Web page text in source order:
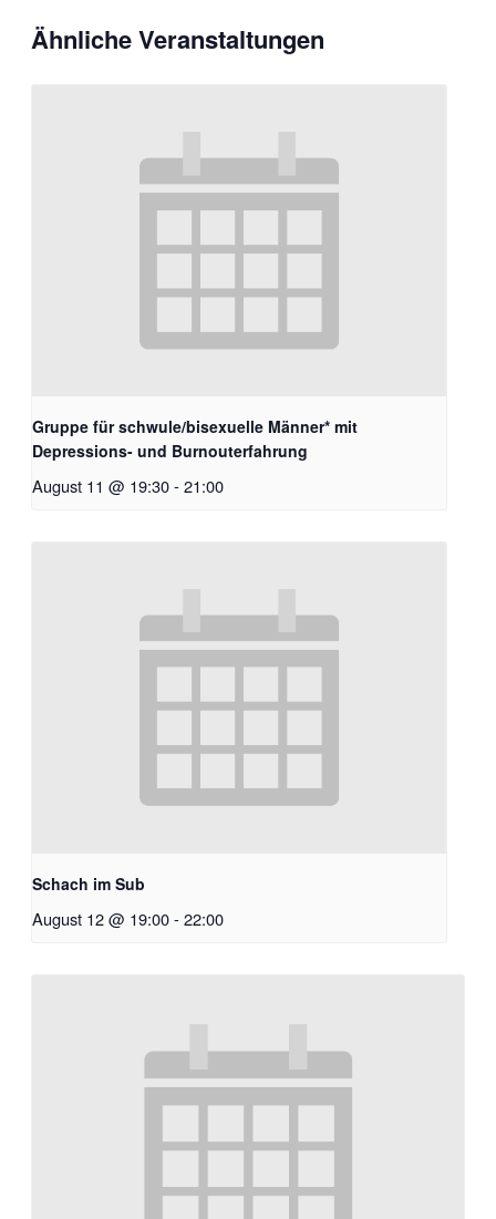
Ähnliche Veranstaltungen
Gruppe für schwule/bisexuelle Männer* mit
Depressions- und Burnouterfahrung
August 11 @ 19:30-21:00
Schach im Sub
August 12 @ 19:00-22:00